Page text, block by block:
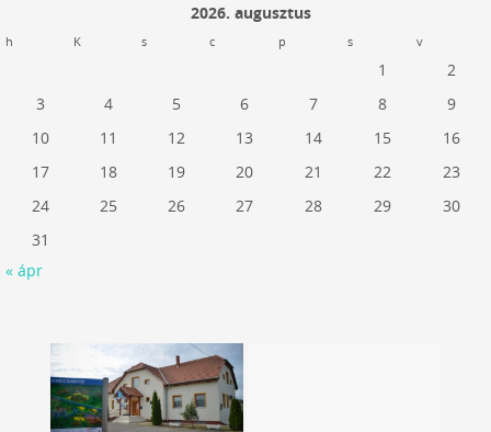
2026. augusztus
h K s c p s v
1
2
3
4 5 6 7 8
9
10
11 12 13 14 15
16
17
18 19 20 21 22
23
24
25 26 27 28 29
30
31
« ápr